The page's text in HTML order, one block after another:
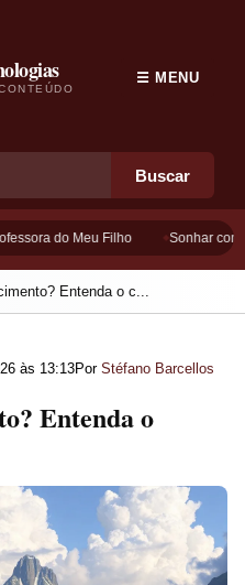
Buscar
☰ MENU
do Meu Filho Sonhar com
Entenda o c...
às 13:13Por Stéfano Barcellos
Entenda o